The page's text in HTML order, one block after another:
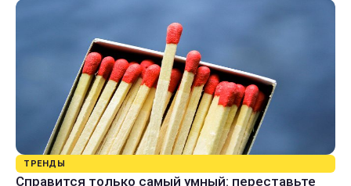
ТРЕНДЫ
Справится только самый умный: переставьте